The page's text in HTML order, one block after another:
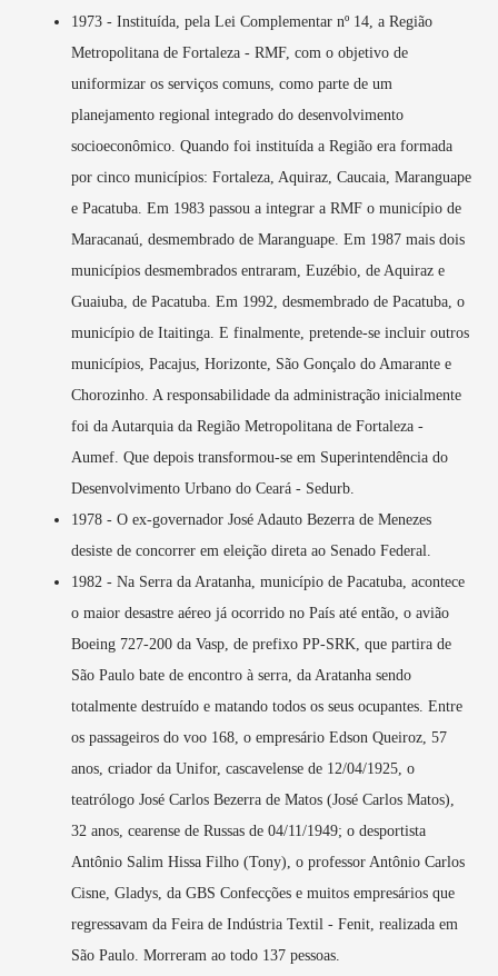
1973 - Instituída, pela Lei Complementar nº 14, a Região
Metropolitana de Fortaleza - RMF, com o objetivo de
uniformizar os serviços comuns, como parte de um
planejamento regional integrado do desenvolvimento
socioeconômico. Quando foi instituída a Região era formada
por cinco municípios: Fortaleza, Aquiraz, Caucaia, Maranguape
e Pacatuba. Em 1983 passou a integrar a RMF o município de
Maracanaú, desmembrado de Maranguape. Em 1987 mais dois
municípios desmembrados entraram, Euzébio, de Aquiraz e
Guaiuba, de Pacatuba. Em 1992, desmembrado de Pacatuba, o
município de Itaitinga. E finalmente, pretende-se incluir outros
municípios, Pacajus, Horizonte, São Gonçalo do Amarante e
Chorozinho. A responsabilidade da administração inicialmente
foi da Autarquia da Região Metropolitana de Fortaleza -
Aumef. Que depois transformou-se em Superintendência do
Desenvolvimento Urbano do Ceará - Sedurb.
1978 - O ex-governador José Adauto Bezerra de Menezes
desiste de concorrer em eleição direta ao Senado Federal.
1982 - Na Serra da Aratanha, município de Pacatuba, acontece
o maior desastre aéreo já ocorrido no País até então, o avião
Boeing 727-200 da Vasp, de prefixo PP-SRK, que partira de
São Paulo bate de encontro à serra, da Aratanha sendo
totalmente destruído e matando todos os seus ocupantes. Entre
os passageiros do voo 168, o empresário Edson Queiroz, 57
anos, criador da Unifor, cascavelense de 12/04/1925, o
teatrólogo José Carlos Bezerra de Matos (José Carlos Matos),
32 anos, cearense de Russas de 04/11/1949; o desportista
Antônio Salim Hissa Filho (Tony), o professor Antônio Carlos
Cisne, Gladys, da GBS Confecções e muitos empresários que
regressavam da Feira de Indústria Textil - Fenit, realizada em
São Paulo. Morreram ao todo 137 pessoas.